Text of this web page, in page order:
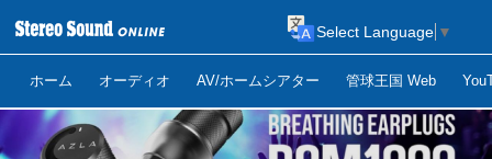
ホーム オーディオ AV/ホームシアター 管球王国 Web
Select Language ▼